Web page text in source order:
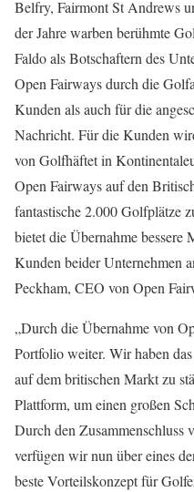
Belfry, Fairmont St Andrews
der Jahre warben berühmte
Faldo als Botschaftern des
Open Fairways durch die
Kunden als auch für die
Nachricht. Für die Kunden
von Golfhäftet in
Open Fairways auf den
fantastische 2.000 Golfplätze
bietet die Übernahme
Kunden beider Unternehmen
Peckham, CEO von Open
„Durch die Übernahme von
Portfolio weiter. Wir haben
auf dem britischen Markt zu
Plattform, um einen großen
Durch den Zusammenschluss
verfügen wir nun über eines
beste Vorteilskonzept für